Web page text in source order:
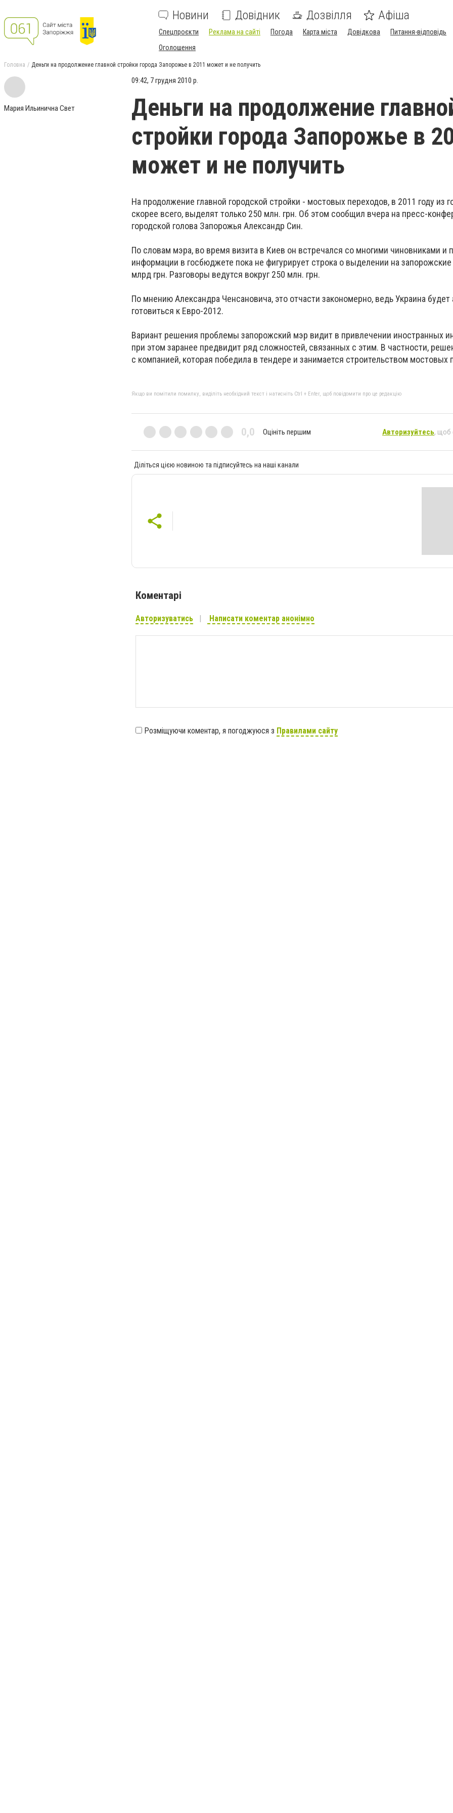
Новини Довідник Дозвілля Афіша
Спецпроєкти Реклама на сайті Погода Карта міста Довідкова Питання-відповідь
Оголошення
Головна Деньги на продолжение главной стройки города Запорожье в 2011 может и не получить
Мария Ильинична Свет
09:42, 7 грудня 2010 р.
Деньги на продолжение
стройки города Запорожье в
может и не получить
На продолжение главной городской стройки - мостовых переходов, в 2011 году из
скорее всего, выделят только 250 млн. грн. Об этом сообщил вчера на пресс-
городской голова Запорожья Александр Син.
По словам мэра, во время визита в Киев он встречался со многими чиновниками и
информации в госбюджете пока не фигурирует строка о выделении на
млрд грн. Разговоры ведутся вокруг 250 млн. грн.
По мнению Александра Ченсановича, это отчасти закономерно, ведь Украина будет
готовиться к Евро-2012.
Вариант решения проблемы запорожский мэр видит в привлечении иностранных
при этом заранее предвидит ряд сложностей, связанных с этим. В частности,
с компанией, которая победила в тендере и занимается строительством мостовых
Якщо ви помітили помилку, виділіть необхідний текст і натисніть Ctrl + Enter, щоб повідомити про це редакцію
0,0 Оцініть першим Авторизуйтесь, щоб
Діліться цією новиною та підписуйтесь на наші канали
Коментарі
Авторизуватись Написати коментар анонімно
Розміщуючи коментар, я погоджуюся з Правилами сайту